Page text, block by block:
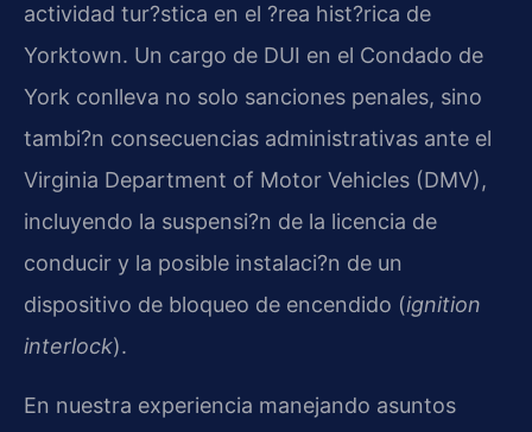
actividad tur?stica en el ?rea hist?rica de
Yorktown. Un cargo de DUI en el Condado de
York conlleva no solo sanciones penales, sino
tambi?n consecuencias administrativas ante el
Virginia Department of Motor Vehicles (DMV),
incluyendo la suspensi?n de la licencia de
conducir y la posible instalaci?n de un
dispositivo de bloqueo de encendido (ignition
interlock).
En nuestra experiencia manejando asuntos